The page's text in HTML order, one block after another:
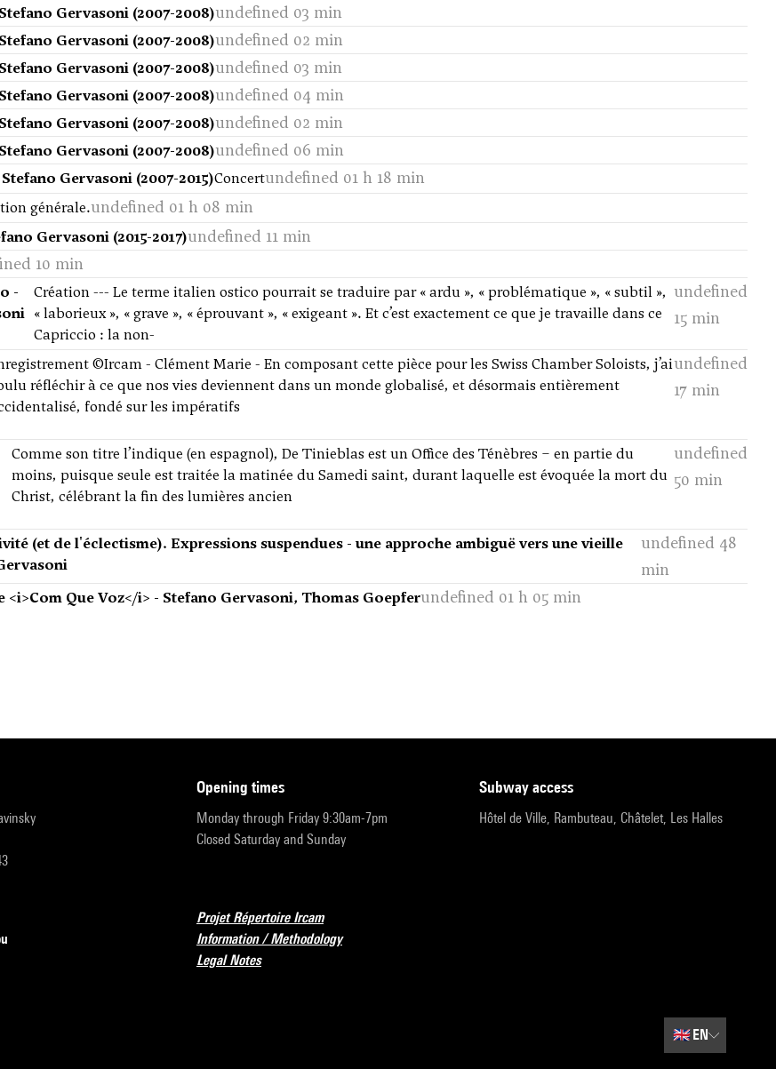
Gervasoni (2007-2008)undefined 03 min
Gervasoni (2007-2008)undefined 02 min
Gervasoni (2007-2008)undefined 03 min
Gervasoni (2007-2008)undefined 04 min
Gervasoni (2007-2008)undefined 02 min
Gervasoni (2007-2008)undefined 06 min
Gervasoni (2007-2015)Concertundefined 01 h 18 min
générale.undefined 01 h 08 min
Gervasoni (2015-2017)undefined 11 min
10 min
-
Création --- Le terme italien ostico pourrait se traduire par « ardu », « problématique », « subtil »,
« laborieux », « grave », « éprouvant », « exigeant ». Et c’est exactement ce que je travaille dans ce
Capriccio : la non-
undefined
15 min
©Ircam - Clément Marie - En composant cette pièce pour les Swiss Chamber Soloists, j’ai
réfléchir à ce que nos vies deviennent dans un monde globalisé, et désormais entièrement
fondé sur les impératifs
undefined
17 min
Comme son titre l’indique (en espagnol), De Tinieblas est un Office des Ténèbres – en partie du
moins, puisque seule est traitée la matinée du Samedi saint, durant laquelle est évoquée la mort du
Christ, célébrant la fin des lumières ancien
undefined
50 min
(et de l'éclectisme). Expressions suspendues - une approche ambiguë vers une vieille
undefined 48
min
<i>Com Que Voz</i> - Stefano Gervasoni, Thomas Goepferundefined 01 h 05 min
opening times
Monday through Friday 9:30am-7pm
Closed Saturday and Sunday
subway access
Hôtel de Ville, Rambuteau, Châtelet, Les Halles
Projet Répertoire Ircam
Information / Methodology
Legal Notes
🇬🇧EN